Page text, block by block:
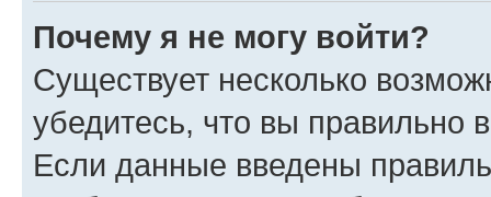
Почему я не могу войти?
Существует несколько
убедитесь, что вы правильно
Если данные введены